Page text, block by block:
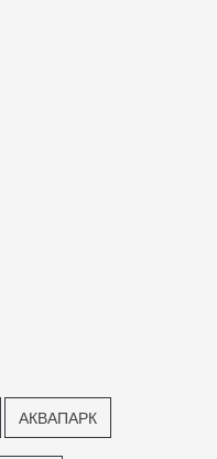
АКВАПАРК